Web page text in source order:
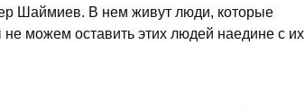
Шаймиев. В нем живут люди, которые
не можем оставить этих людей наедине с их